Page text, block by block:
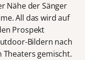
Nähe der Sänger
All das wird auf
Prospekt
Bildern nach
Theaters gemischt.